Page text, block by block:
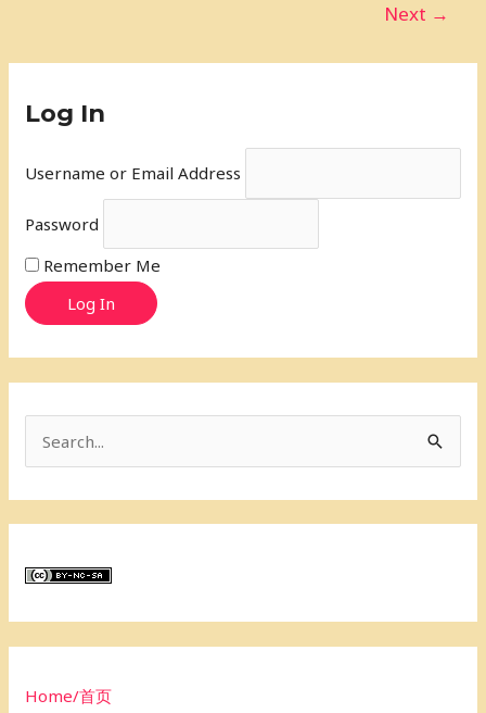
Next →
Log In
Username or Email Address
Password
Remember Me
Log In
c
rHome/首页